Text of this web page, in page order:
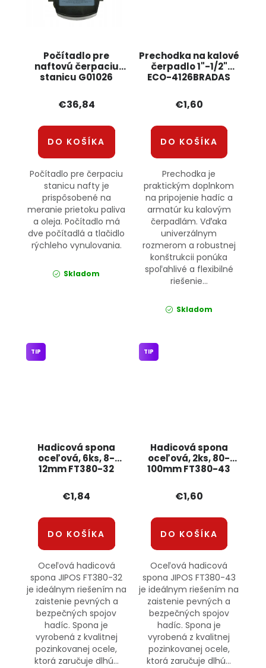
Počítadlo pre
naftovú čerpaciu
stanicu G01026
€36,84
DO KOŠÍKA
Počítadlo pre čerpaciu
stanicu nafty je
prispôsobené na
meranie prietoku paliva
a oleja. Počítadlo má
dve počítadlá a tlačidlo
rýchleho vynulovania.
Skladom
Prechodka na kalové
čerpadlo 1"-1/2"
ECO-4126BRADAS
€1,60
DO KOŠÍKA
Prechodka je
praktickým doplnkom
na pripojenie hadíc a
armatúr ku kalovým
čerpadlám. Vďaka
univerzálnym
rozmerom a robustnej
konštrukcii ponúka
spoľahlivé a flexibilné
riešenie...
Skladom
Hadicová spona
oceľová, 6ks, 8-
12mm FT380-32
TIP
€1,84
DO KOŠÍKA
Oceľová hadicová
spona JIPOS FT380-32
je ideálnym riešením na
zaistenie pevných a
bezpečných spojov
hadíc. Spona je
vyrobená z kvalitnej
pozinkovanej ocele,
ktorá zaručuje dlhú...
Hadicová spona
oceľová, 2ks, 80-
100mm FT380-43
TIP
€1,60
DO KOŠÍKA
Oceľová hadicová
spona JIPOS FT380-43
je ideálnym riešením na
zaistenie pevných a
bezpečných spojov
hadíc. Spona je
vyrobená z kvalitnej
pozinkovanej ocele,
ktorá zaručuje dlhú...